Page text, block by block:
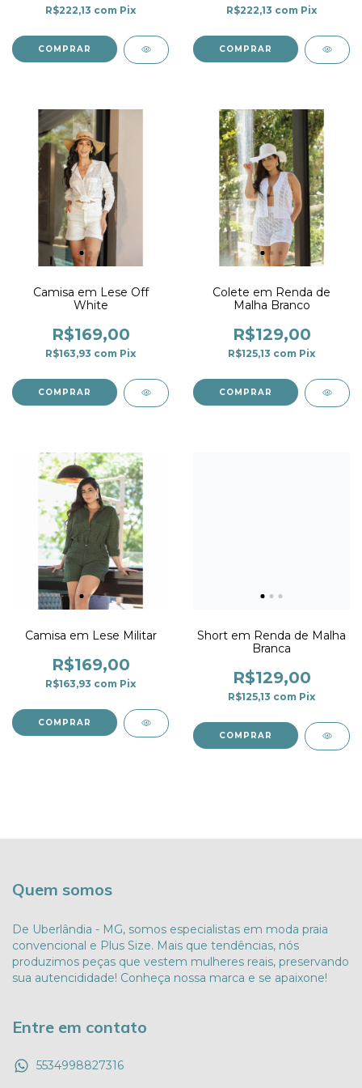
R$222,13 com Pix
COMPRAR
R$222,13 com Pix
COMPRAR
Camisa em Lese Off
White
R$169,00
R$163,93 com Pix
COMPRAR
Colete em Renda de
Malha Branco
R$129,00
R$125,13 com Pix
COMPRAR
Camisa em Lese Militar
R$169,00
R$163,93 com Pix
COMPRAR
Short em Renda de Malha
Branca
R$129,00
R$125,13 com Pix
COMPRAR
Quem somos
De Uberlândia - MG, somos especialistas em moda praia
convencional e Plus Size. Mais que tendências, nós
produzimos peças que vestem mulheres reais, preservando
sua autencididade! Conheça nossa marca e se apaixone!
Entre em contato
5534998827316